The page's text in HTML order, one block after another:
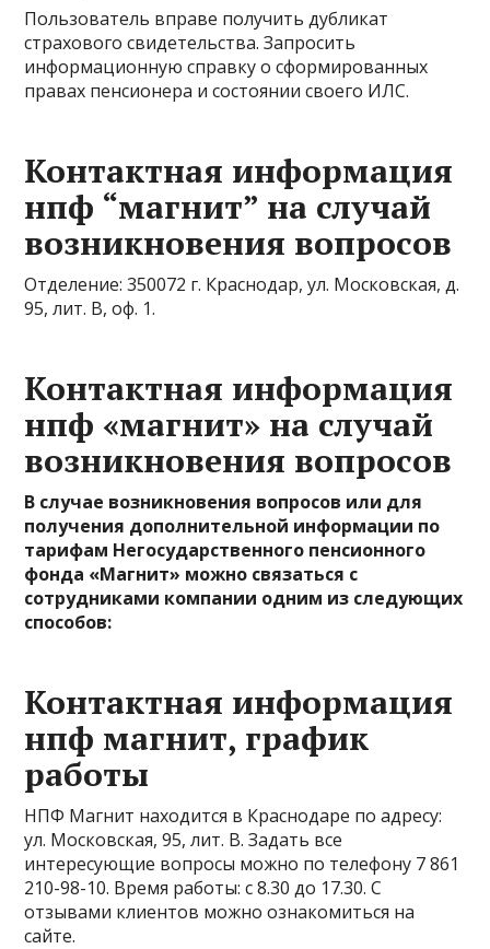
Пользователь вправе получить дубликат
страхового свидетельства. Запросить
информационную справку о сформированных
правах пенсионера и состоянии своего ИЛС.
Контактная информация
нпф “магнит” на случай
возникновения вопросов
Отделение: 350072 г. Краснодар, ул. Московская, д.
95, лит. В, оф. 1.
Контактная информация
нпф «магнит» на случай
возникновения вопросов
В случае возникновения вопросов или для
получения дополнительной информации по
тарифам Негосударственного пенсионного
фонда «Магнит» можно связаться с
сотрудниками компании одним из следующих
способов:
Контактная информация
нпф магнит, график
работы
НПФ Магнит находится в Краснодаре по адресу:
ул. Московская, 95, лит. В. Задать все
интересующие вопросы можно по телефону 7 861
210-98-10. Время работы: с 8.30 до 17.30. С
отзывами клиентов можно ознакомиться на
сайте.